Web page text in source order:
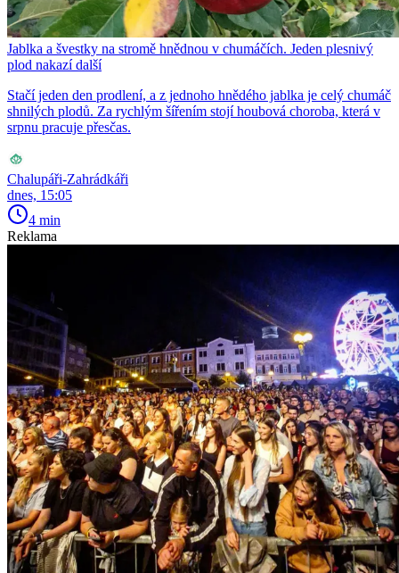
Jablka a švestky na stromě hnědnou v chumáčích. Jeden plesnivý
plod nakazí další
Stačí jeden den prodlení, a z jednoho hnědého jablka je celý chumáč
shnilých plodů. Za rychlým šířením stojí houbová choroba, která v
srpnu pracuje přesčas.
Chalupáři-Zahrádkáři
dnes, 15:05
4 min
Reklama